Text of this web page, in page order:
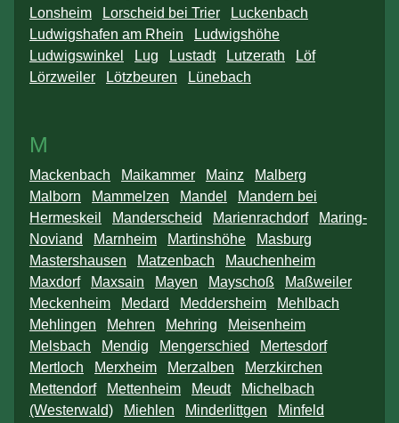
Lonsheim
Lorscheid bei Trier
Luckenbach
Ludwigshafen am Rhein
Ludwigshöhe
Ludwigswinkel
Lug Lustadt Lutzerath
Löf
Lörzweiler
Lötzbeuren Lünebach
M
Mackenbach Maikammer Mainz
Malberg
Malborn
Mammelzen Mandel
Mandern bei
Hermeskeil
Manderscheid Marienrachdorf
Maring-
Noviand
Marnheim Martinshöhe
Masburg
Mastershausen
Matzenbach
Mauchenheim
Maxdorf
Maxsain Mayen Mayschoß
Maßweiler
Meckenheim
Medard Meddersheim
Mehlbach
Mehlingen
Mehren Mehring
Meisenheim
Melsbach
Mendig Mengerschied
Mertesdorf
Mertloch
Merxheim Merzalben
Merzkirchen
Mettendorf
Mettenheim Meudt
Michelbach
(Westerwald)
Miehlen Minderlittgen
Minfeld